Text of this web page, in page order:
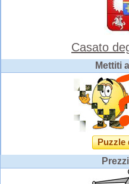
Casato
Mettiti
Puzzle